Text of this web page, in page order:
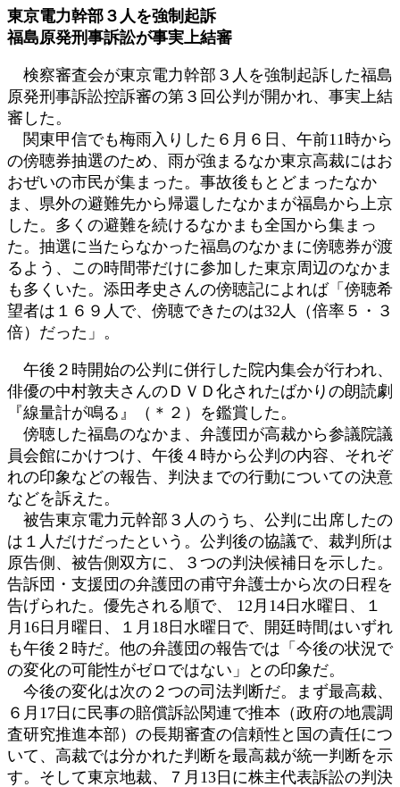
新
日
:
東京電力幹部３人を強制起訴
福島原発刑事訴訟が事実上結審
検察審査会が東京電力幹部３人を強制起訴した福島
原発刑事訴訟控訴審の第３回公判が開かれ、事実上結
審した。
関東甲信でも梅雨入りした６月６日、午前11時から
の傍聴券抽選のため、雨が強まるなか東京高裁にはお
おぜいの市民が集まった。事故後もとどまったなか
ま、県外の避難先から帰還したなかまが福島から上京
した。多くの避難を続けるなかまも全国から集まっ
た。抽選に当たらなかった福島のなかまに傍聴券が渡
るよう、この時間帯だけに参加した東京周辺のなかま
も多くいた。添田孝史さんの傍聴記によれば「傍聴希
望者は１６９人で、傍聴できたのは32人（倍率５・３
倍）だった」。
午後２時開始の公判に併行した院内集会が行われ、
俳優の中村敦夫さんのＤＶＤ化されたばかりの朗読劇
『線量計が鳴る』（＊２）を鑑賞した。
傍聴した福島のなかま、弁護団が高裁から参議院議
員会館にかけつけ、午後４時から公判の内容、それぞ
れの印象などの報告、判決までの行動についての決意
などを訴えた。
被告東京電力元幹部３人のうち、公判に出席したの
は１人だけだったという。公判後の協議で、裁判所は
原告側、被告側双方に、３つの判決候補日を示した。
告訴団・支援団の弁護団の甫守弁護士から次の日程を
告げられた。優先される順で、 12月14日水曜日、１
月16日月曜日、１月18日水曜日で、開廷時間はいずれ
も午後２時だ。他の弁護団の報告では「今後の状況で
の変化の可能性がゼロではない」との印象だ。
今後の変化は次の２つの司法判断だ。まず最高裁、
６月17日に民事の賠償訴訟関連で推本（政府の地震調
査研究推進本部）の長期審査の信頼性と国の責任につ
いて、高裁では分かれた判断を最高裁が統一判断を示
す。そして東京地裁、７月13日に株主代表訴訟の判決